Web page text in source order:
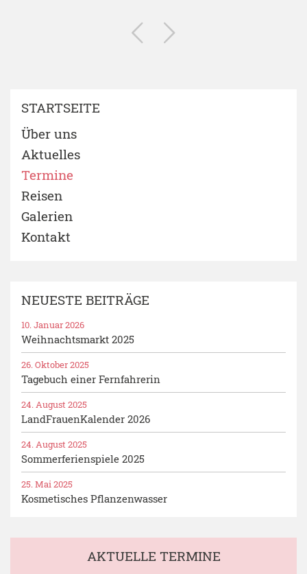
STARTSEITE
Über uns
Aktuelles
Termine
Reisen
Galerien
Kontakt
NEUESTE BEITRÄGE
Weihnachtsmarkt 2025
10. Januar 2026
Tagebuch einer Fernfahrerin
26. Oktober 2025
LandFrauenKalender 2026
24. August 2025
Sommerferienspiele 2025
24. August 2025
Kosmetisches Pflanzenwasser
25. Mai 2025
AKTUELLE TERMINE